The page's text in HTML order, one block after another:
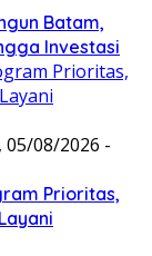
Batam,
Investasi
05/08/2026 -
Prioritas,